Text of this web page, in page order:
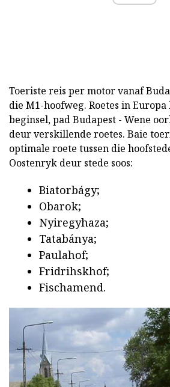
Toeriste reis per motor vanaf
die M1-hoofweg. Roetes in Europa
beginsel, pad Budapest - Wene
deur verskillende roetes. Baie
optimale roete tussen die
Oostenryk deur stede soos:
Biatorbágy;
Obarok;
Nyiregyhaza;
Tatabánya;
Paulahof;
Fridrihskhof;
Fischamend.